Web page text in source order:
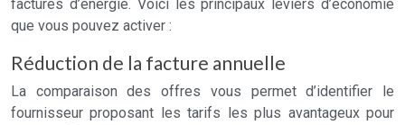
factures d’énergie. Voici les principaux leviers d’économie
que vous pouvez activer :
Réduction de la facture annuelle
La comparaison des offres vous permet d’identifier le
fournisseur proposant les tarifs les plus avantageux pour